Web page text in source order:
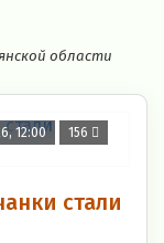
области
12:00 156
стали